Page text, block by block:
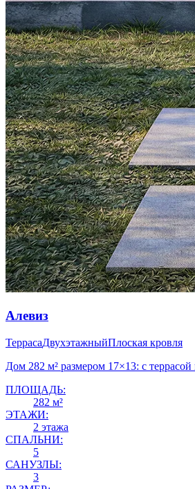
Алевиз
ТеррасаДвухэтажныйПлоская кровля
Дом 282 м² размером 17×13: с
ПЛОЩАДЬ:
282 м²
ЭТАЖИ:
2 этажа
СПАЛЬНИ:
5
САНУЗЛЫ:
3